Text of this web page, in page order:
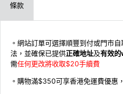
條款
。網站訂單可選擇順豐到付或門市
法，並確保已提供正確地址及有效
需任何更改將收取$20手續費
。購物滿$350可享香港免運費優惠